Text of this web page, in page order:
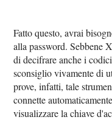
Fatto questo, avrai
alla password. Sebbene
di decifrare anche i
sconsiglio vivamente di
prove, infatti, tale
connette
visualizzare la chiave